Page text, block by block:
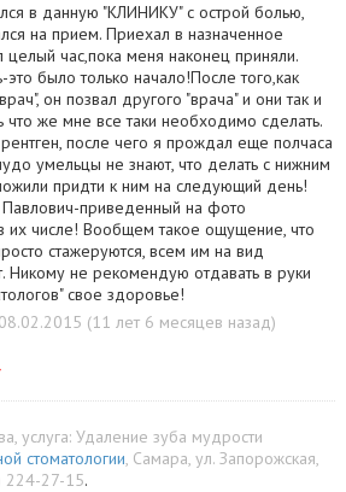
в данную "КЛИНИКУ" с острой болью,
на прием. Приехал в назначенное
час,пока меня наконец приняли.
это было только начало!После того,как
он позвал другого "врача" и они так и
что же мне все таки необходимо сделать.
после чего я прождал еще полчаса
умельцы не знают, что делать с нижним
придти к ним на следующий день!
приведенный на фото
их числе! Вообщем такое ощущение, что
стажеруются, всем им на вид
Никому не рекомендую отдавать в руки
свое здоровье!
(11 лет 6 месяцев назад)
, услуга: Удаление зуба мудрости
стоматологии, Самара, ул. Запорожская,
224-27-15.